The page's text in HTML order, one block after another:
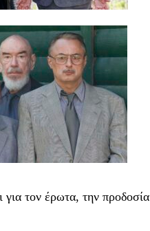
τον έρωτα, την προδοσία